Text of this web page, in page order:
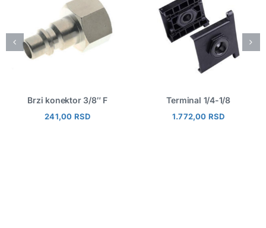
Brzi konektor 3/8″ F
241,00 RSD
Terminal 1/4-1/8
1.772,00 RSD